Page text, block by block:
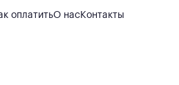
оплатитьО насКонтакты